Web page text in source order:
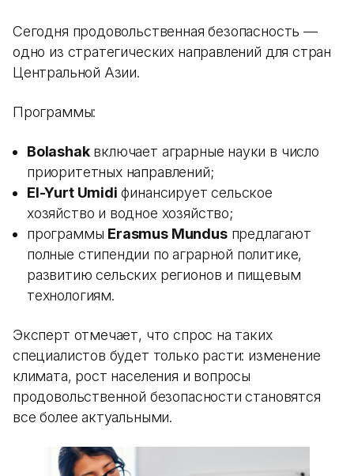
Сегодня продовольственная безопасность —
одно из стратегических направлений для стран
Центральной Азии.
Программы:
Bolashakвключает аграрные науки в число
приоритетных направлений;
El-Yurt Umidi финансирует сельское
хозяйство и водное хозяйство;
программы Erasmus Mundusпредлагают
полные стипендии по аграрной политике,
развитию сельских регионов и пищевым
технологиям.
Эксперт отмечает, что спрос на таких
специалистов будет только расти: изменение
климата, рост населения и вопросы
продовольственной безопасности становятся
все более актуальными.